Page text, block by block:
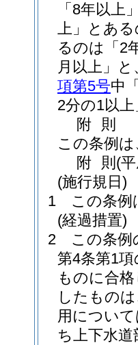
「8年以上
上」とあ
るのは「2
月以上」
項第5号中
2分の1以
附 則
この条例
附 則 (
(施行規日)
1
この条例
(経過措置)
2
この条例
第4条第1
ものに合
したもの
用につい
ち上下水